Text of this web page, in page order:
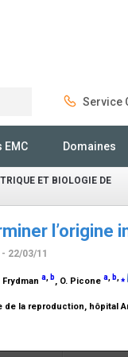
Service
EMC Domaines
ET BIOLOGIE DE
l’origine
- 22/03/11
Frydman a, b, O. Picone a, b,⁎
la reproduction, hôpital